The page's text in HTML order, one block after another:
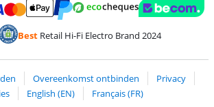
en Visa via ClickToPay
BestRetail Hi-Fi Electro Brand 2024
Overeenkomst ontbinden
Privacy
English (EN)
Français (FR)